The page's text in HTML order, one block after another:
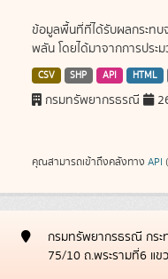
ข้อมูลพื้นที่ที่ได้รับผลกระทบ
พลัน โดยได้มาจากการประ
CSV SHP API HTML
กรมทรัพยากรธรณี
คุณสามารถเข้าถึงคลังทาง API
กรมทรัพยากรธรณี กระ
75/10 ถ.พระรามที่6 แ